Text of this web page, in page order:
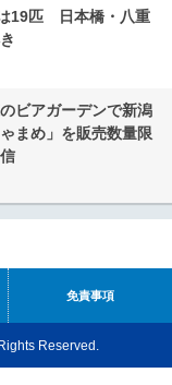
19匹 日本橋・八重
ビアガーデンで新潟
まめ」を販売数量限
免責事項
Reserved.